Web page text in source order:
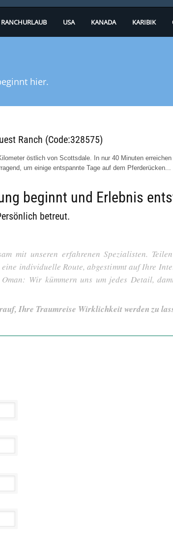
RANCHURLAUB USA KANADA KARIBIK
hier.
Ranch (Code:328575)
östlich von Scottsdale. In nur 40 Minuten
um einige entspannte Tage auf dem Pferderücken...
beginnt und Erlebnis
betreut.
mit unseren erfahrenen Spezialisten.
individuelle Route, abgestimmt auf Ihre
Wir kümmern uns um jedes Detail,
Ihre Traumreise Wirklichkeit werden zu